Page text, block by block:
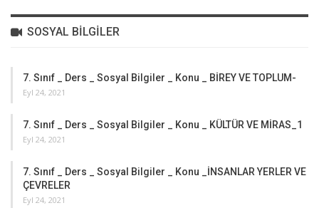
SOSYAL BILGILER
7. Sınıf _ Ders _ Sosyal Bilgiler _ Konu _ BİREY VE TOPLUM-
Eyl 24, 2021
7. Sınıf _ Ders _ Sosyal Bilgiler _ Konu _ KÜLTÜR VE MİRAS_1
Eyl 24, 2021
7. Sınıf _ Ders _ Sosyal Bilgiler _ Konu _İNSANLAR YERLER VE
ÇEVRELER
Eyl 24, 2021